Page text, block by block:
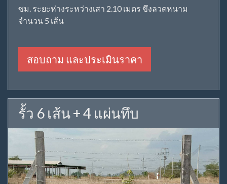
ซม. ระยะห่างระหว่างเสา 2.10 เมตร ขึงลวดหนาม
จำนวน 5 เส้น
สอบถาม และประเมินราคา
รั้ว 6 เส้น + 4 แผ่นทึบ